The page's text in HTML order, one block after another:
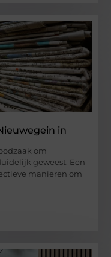
in
om
geweest. Een
manieren om